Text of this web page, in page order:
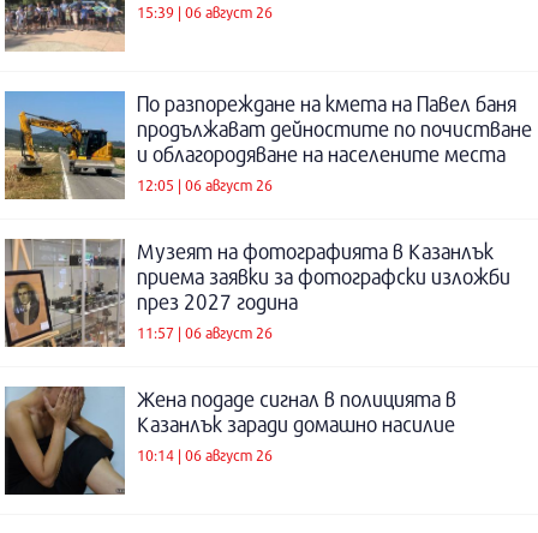
15:39 | 06 август 26
По разпореждане на кмета на Павел баня
продължават дейностите по почистване
и облагородяване на населените места
12:05 | 06 август 26
Музеят на фотографията в Казанлък
приема заявки за фотографски изложби
през 2027 година
11:57 | 06 август 26
Жена подаде сигнал в полицията в
Казанлък заради домашно насилие
10:14 | 06 август 26